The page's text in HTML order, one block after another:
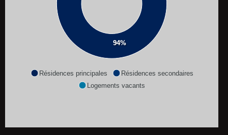
94%
Résidences principales
Résidences secondaires
Logements vacants